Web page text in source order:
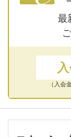
最
（入会